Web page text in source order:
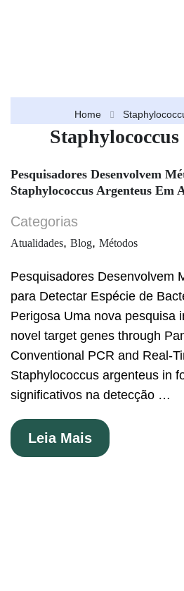
Home
Pesquisadores Desenvolvem
Staphylococcus Argenteus Em
Categorias
Atualidades, Blog, Métodos
Pesquisadores Desenvolvem
para Detectar Espécie de
Perigosa Uma nova pesquisa
novel target genes through
Conventional PCR and Real-
Staphylococcus argenteus in
significativos na detecção …
Leia Mais